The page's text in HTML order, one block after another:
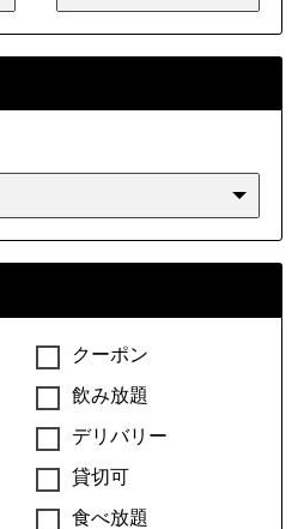
クーポン
飲み放題
デリバリー
貸切可
食べ放題